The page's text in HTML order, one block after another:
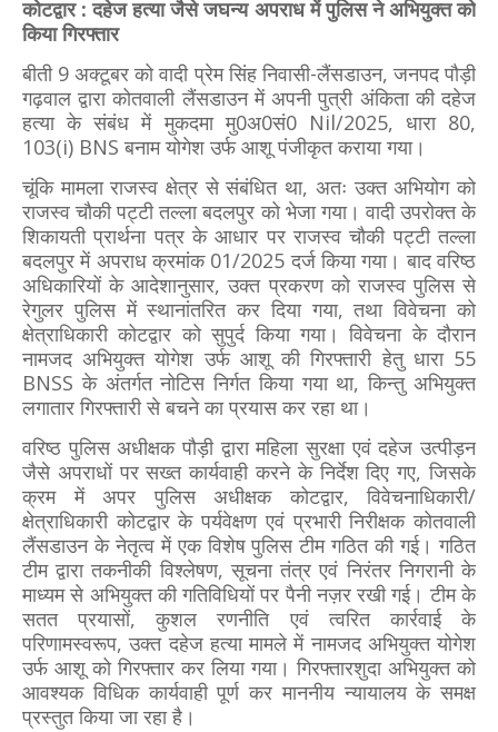
कोटद्वार : दहेज हत्या जैसे जघन्य अपराध में पुलिस ने अभियुक्त को
किया गिरफ्तार
बीती 9 अक्टूबर को वादी प्रेम सिंह निवासी-लैंसडाउन, जनपद पौड़ी
गढ़वाल द्वारा कोतवाली लैंसडाउन में अपनी पुत्री अंकिता की दहेज
हत्या के संबंध में मुकदमा मु0अ0सं0 Nil/2025, धारा 80,
103(i) BNS बनाम योगेश उर्फ आशू पंजीकृत कराया गया।
चूंकि मामला राजस्व क्षेत्र से संबंधित था, अतः उक्त अभियोग को
राजस्व चौकी पट्टी तल्ला बदलपुर को भेजा गया। वादी उपरोक्त के
शिकायती प्रार्थना पत्र के आधार पर राजस्व चौकी पट्टी तल्ला
बदलपुर में अपराध क्रमांक 01/2025 दर्ज किया गया। बाद वरिष्ठ
अधिकारियों के आदेशानुसार, उक्त प्रकरण को राजस्व पुलिस से
रेगुलर पुलिस में स्थानांतरित कर दिया गया, तथा विवेचना को
क्षेत्राधिकारी कोटद्वार को सुपुर्द किया गया। विवेचना के दौरान
नामजद अभियुक्त योगेश उर्फ आशू की गिरफ्तारी हेतु धारा 55
BNSS के अंतर्गत नोटिस निर्गत किया गया था, किन्तु अभियुक्त
लगातार गिरफ्तारी से बचने का प्रयास कर रहा था।
वरिष्ठ पुलिस अधीक्षक पौड़ी द्वारा महिला सुरक्षा एवं दहेज उत्पीड़न
जैसे अपराधों पर सख्त कार्यवाही करने के निर्देश दिए गए, जिसके
क्रम में अपर पुलिस अधीक्षक कोटद्वार, विवेचनाधिकारी/
क्षेत्राधिकारी कोटद्वार के पर्यवेक्षण एवं प्रभारी निरीक्षक कोतवाली
लैंसडाउन के नेतृत्व में एक विशेष पुलिस टीम गठित की गई। गठित
टीम द्वारा तकनीकी विश्लेषण, सूचना तंत्र एवं निरंतर निगरानी के
माध्यम से अभियुक्त की गतिविधियों पर पैनी नज़र रखी गई। टीम के
सतत प्रयासों, कुशल रणनीति एवं त्वरित कार्रवाई के
परिणामस्वरूप, उक्त दहेज हत्या मामले में नामजद अभियुक्त योगेश
उर्फ आशू को गिरफ्तार कर लिया गया। गिरफ्तारशुदा अभियुक्त को
आवश्यक विधिक कार्यवाही पूर्ण कर माननीय न्यायालय के समक्ष
प्रस्तुत किया जा रहा है।